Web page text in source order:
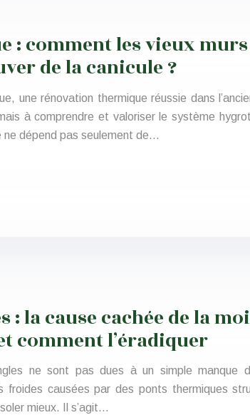
: comment les vieux
de la canicule ?
une rénovation thermique réussie dans
à comprendre et valoriser le système
ne dépend pas seulement de…
: la cause cachée de la
comment l’éradiquer
ne sont pas dues à un simple manque
froides causées par des ponts thermiques
mieux. Il s’agit…